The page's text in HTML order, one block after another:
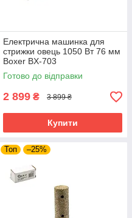
Електрична машинка для
стрижки овець 1050 Вт 76 мм
Boxer BX-703
електротриммер для стрижки
худоби тварин
Готово до відправки
2 899 ₴ 3 899 ₴
Купити
Топ –25%